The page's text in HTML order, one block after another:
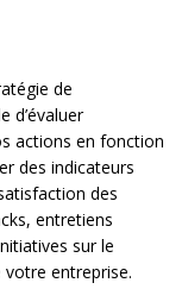
de
d’évaluer
actions en fonction
des indicateurs
des
entretiens
sur le
entreprise.